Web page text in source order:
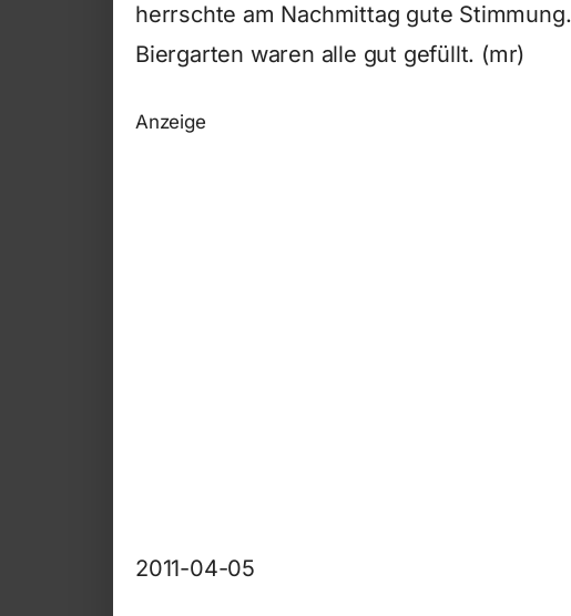
herrschte am Nachmittag gute
Biergarten waren alle gut gefüllt. (mr)
Anzeige
2011-04-05